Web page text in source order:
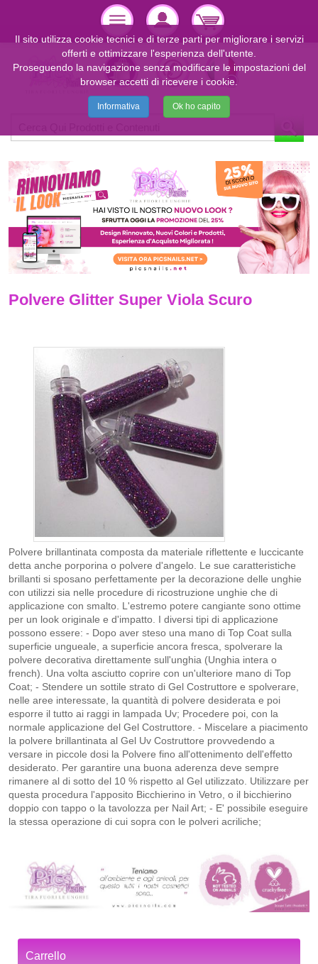
Polvere Glitter Super Viola Scuro
Polvere brillantinata composta da materiale riflettente e luccicante
detta anche porporina o polvere d'angelo. Le sue caratteristiche
brillanti si sposano perfettamente per la decorazione delle unghie
con utilizzi sia nelle procedure di ricostruzione unghie che di
applicazione con smalto. L'estremo potere cangiante sono ottime
per un look originale e d'impatto. I diversi tipi di applicazione
possono essere: - Dopo aver steso una mano di Top Coat sulla
superficie ungueale, a superficie ancora fresca, spolverare la
polvere decorativa direttamente sull'unghia (Unghia intera o
french). Una volta asciutto coprire con un'ulteriore mano di Top
Coat; - Stendere un sottile strato di Gel Costruttore e spolverare,
nelle aree interessate, la quantità di polvere desiderata e poi
esporre il tutto ai raggi in lampada Uv; Procedere poi, con la
normale applicazione del Gel Costruttore. - Miscelare a piacimento
la polvere brillantinata al Gel Uv Costruttore provvedendo a
versare in piccole dosi la Polvere fino all'ottenimento dell'effetto
desiderato. Per garantire una buona aderenza deve sempre
rimanere al di sotto del 10 % rispetto al Gel utilizzato. Utilizzare per
questa procedura l'apposito Bicchierino in Vetro, o il bicchierino
doppio con tappo o la tavolozza per Nail Art; - E' possibile eseguire
la stessa operazione di cui sopra con le polveri acriliche;
Carrello
Il sito utilizza cookie tecnici e di terze parti per migliorare i servizi
offerti e ottimizzare l'esperienza dell'utente.
Proseguendo la navigazione senza modificare le impostazioni del
browser accetti di ricevere i cookie.
Informativa Ok ho capito